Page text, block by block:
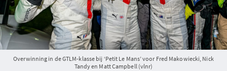
Overwinning in de GTLM-klasse bij ‘Petit Le Mans’ voor Fred Makowiecki, Nick
Tandy en Matt Campbell (vlnr)